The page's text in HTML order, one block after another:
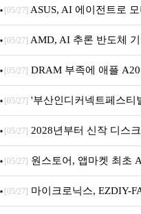
아의 용사’ 재개최 및 풍성한
[05/27] ASUS, AI 에이전트로
[05/27] AMD, AI 추론 반도체
[05/27] DRAM 부족에 애플
퍼 대기
[05/27] '부산인디커넥트페스티
개막... 22일간 진행
[05/27] 2028년부터 신작 디스
문 추가
[05/27] 원스토어, 앱마켓 최초
[05/27] 마이크로닉스, EZDIY-